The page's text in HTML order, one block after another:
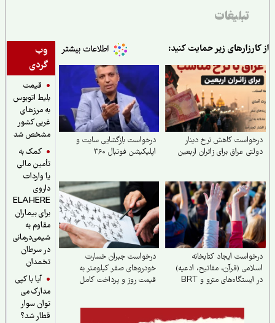
تبلیغات
وب
گردی
قیمت
بلیط اتوبوس
به مرزهای
غربی کشور
مشخص شد
کمک به
تأمین مالی
یا واردات
داروی
ELAHERE
برای بیماران
مقاوم به
شیمی‌درمانی
در سرطان
تخمدان
آیا با کپی
مدارک می
توان سوار
قطار شد؟
زیر حمایت کنید:
کاهش نرخ دینار
عراق برای زائران اربعین
درخواست بازگشایی سایت و
اپلیکیشن فوتبال ۳۶۰
ایجاد کتابخانه
(قرآن، مفاتیح، ادعیه)
در ایستگاه‌های مترو و BRT
درخواست جبران خسارت
خودروهای صفر کیلومتر به
قیمت روز و پرداخت کامل